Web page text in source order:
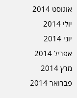
אוגוסט 2014
יולי 2014
יוני 2014
אפריל 2014
מרץ 2014
פברואר 2014